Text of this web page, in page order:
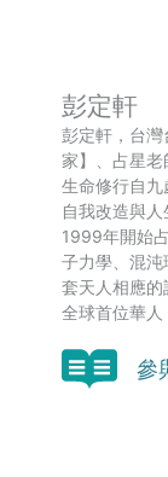
彭定軒
彭定軒，台
家】、占星老
生命修行自
自我改造與人
1999年開始
子力學、混
套天人相應的
全球首位華人
參